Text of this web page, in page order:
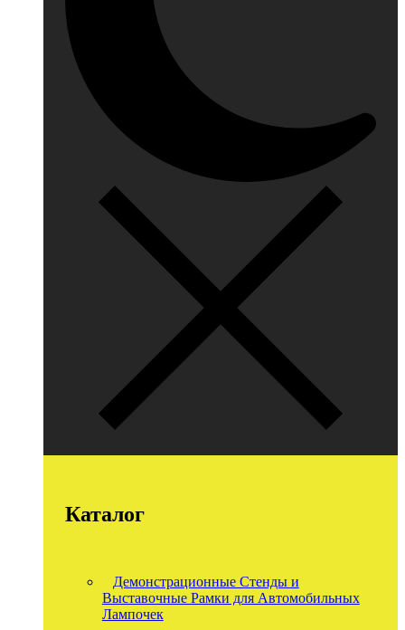
Каталог
Демонстрационные Стенды и
Выставочные Рамки для Автомобильных
Лампочек